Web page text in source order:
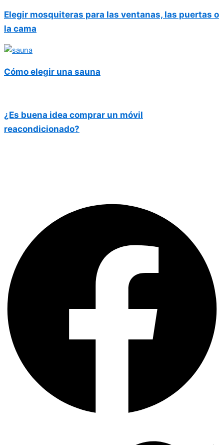
Elegir mosquiteras para las ventanas, las puertas o
la cama
Cómo elegir una sauna
¿Es buena idea comprar un móvil
reacondicionado?